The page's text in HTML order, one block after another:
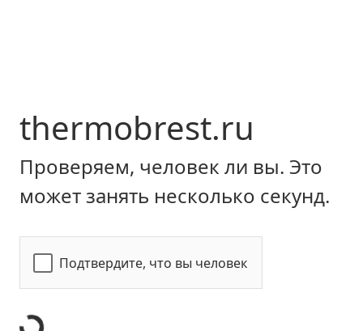
thermobrest.ru
Проверяем, человек ли вы. Это
может занять несколько секунд.
Подтвердите, что вы человек